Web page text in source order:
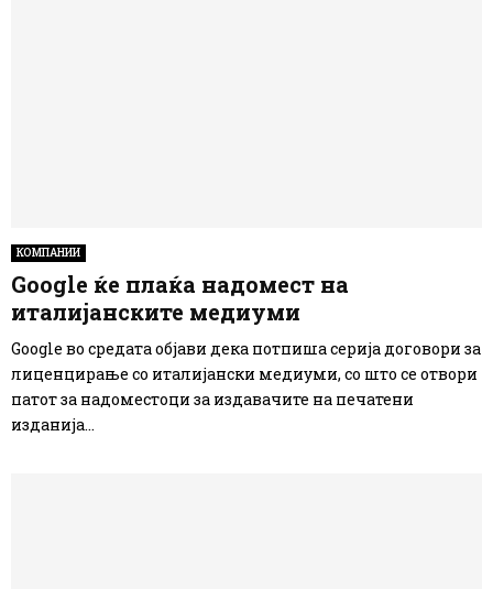
КОМПАНИИ
Google ќе плаќа надомест на
италијанските медиуми
Google во средата објави дека потпиша серија договори за
лиценцирање со италијански медиуми, со што се отвори
патот за надоместоци за издавачите на печатени
изданија...